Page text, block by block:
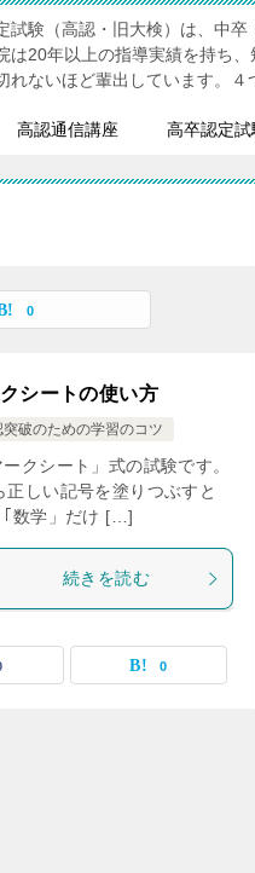
試験（高認・旧大検）は、中卒
は20年以上の指導実績を持ち
れないほど輩出しています。４
高認通信講座 高卒認定試
0
シートの使い方
突破のための学習のコツ
クシート」式の試験です。
しい記号を塗りつぶすと
｢数学」だけ […]
続きを読む
0